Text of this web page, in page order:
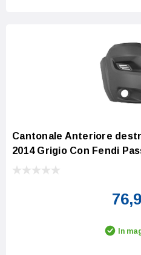
Cantonale Anteriore
2014 Grigio Con Fendi
In